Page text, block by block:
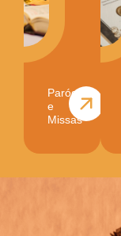
Paróquias
e
Missas